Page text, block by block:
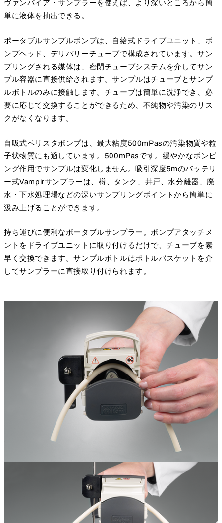
ヴァンパイア・サンプラーを使えば、より深いところから簡
単に液体を抽出できる。
ポータブルサンプルポンプは、自給式ドライブユニット、ポ
ンプヘッド、デリバリーチューブで構成されています。サン
プリングされる媒体は、密閉チューブシステムを介してサン
プル容器に直接供給されます。サンプルはチューブとサンプ
ルボトルのみに接触します。チューブは簡単に洗浄でき、必
要に応じて交換することができるため、不純物や汚染のリス
クがなくなります。
自吸式ペリスタポンプは、最大粘度500mPasの汚染物質や粒
子状物質にも適しています。500mPasです。緩やかなポンピ
ング作用でサンプルは変化しません。吸引深度5mのバッテリ
ー式Vampirサンプラーは、樽、タンク、井戸、水分離器、廃
水・下水処理場などの深いサンプリングポイントから簡単に
汲み上げることができます。
持ち運びに便利なポータブルサンプラー。ポンプアタッチメ
ントをドライブユニットに取り付けるだけで、チューブを素
早く交換できます。サンプルボトルはボトルバスケットを介
してサンプラーに直接取り付けられます。